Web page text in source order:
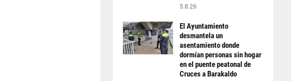
5.8.26
El Ayuntamiento
desmantela un
asentamiento donde
dormían personas sin hogar
en el puente peatonal de
Cruces a Barakaldo